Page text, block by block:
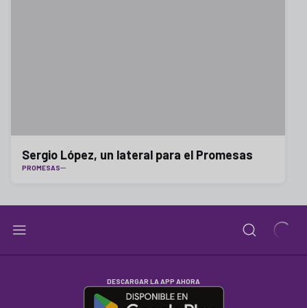
Sergio López, un lateral para el Promesas
PROMESAS
DESCARGAR LA APP AHORA